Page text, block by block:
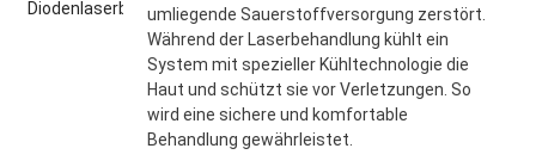
umliegende Sauerstoffversorgung zerstört.
Während der Laserbehandlung kühlt ein
System mit spezieller Kühltechnologie die
Haut und schützt sie vor Verletzungen. So
wird eine sichere und komfortable
Behandlung gewährleistet.